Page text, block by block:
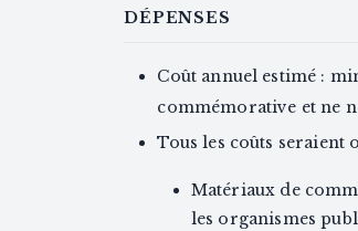
DÉPENSES
Coût annuel estimé :
commémorative et ne
Tous les coûts seraient
Matériaux de
les organismes